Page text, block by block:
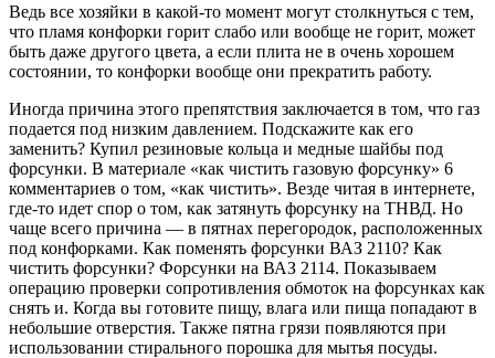
Ведь все хозяйки в какой-то момент могут столкнуться с тем,
что пламя конфорки горит слабо или вообще не горит, может
быть даже другого цвета, а если плита не в очень хорошем
состоянии, то конфорки вообще они прекратить работу.
Иногда причина этого препятствия заключается в том, что газ
подается под низким давлением. Подскажите как его
заменить? Купил резиновые кольца и медные шайбы под
форсунки. В материале «как чистить газовую форсунку» 6
комментариев о том, «как чистить». Везде читая в интернете,
где-то идет спор о том, как затянуть форсунку на ТНВД. Но
чаще всего причина — в пятнах перегородок, расположенных
под конфорками. Как поменять форсунки ВАЗ 2110? Как
чистить форсунки? Форсунки на ВАЗ 2114. Показываем
операцию проверки сопротивления обмоток на форсунках как
снять и. Когда вы готовите пищу, влага или пища попадают в
небольшие отверстия. Также пятна грязи появляются при
использовании стирального порошка для мытья посуды.